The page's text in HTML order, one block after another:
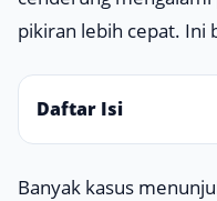
pikiran lebih cepat. Ini
Daftar Isi
Banyak kasus